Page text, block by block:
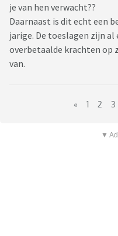
je van hen verwacht??
Daarnaast is dit echt een
jarige. De toeslagen zijn
overbetaalde krachten op
van.
« 1 2 3
▼